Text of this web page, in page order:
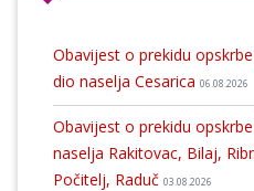
Obavijest o prekidu
dio naselja Cesarica 06.08.2026
Obavijest o prekidu
naselja Rakitovac, Bilaj,
Počitelj, Raduč 03.08.2026